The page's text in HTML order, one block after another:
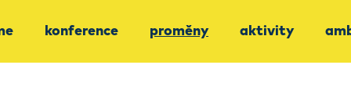
konference proměny aktivity